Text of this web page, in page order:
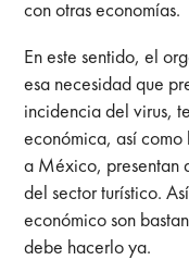
con otras economías.
En este sentido, el
esa necesidad que
incidencia del virus,
económica, así
a México, presentan
del sector turístico.
económico son
debe hacerlo ya.